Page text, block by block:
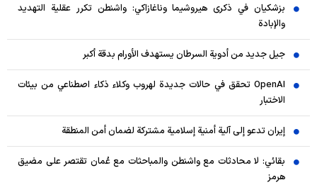
بزشكيان في ذكرى هيروشيما وناغازاكي: واشنطن تكرر عقلية التهديد
والإبادة
جيل جديد من أدوية السرطان يستهدف الأورام بدقة أكبر
OpenAI تحقق في حالات جديدة لهروب وكلاء ذكاء اصطناعي من بيئات
الاختبار
إيران تدعو إلى آلية أمنية إسلامية مشتركة لضمان أمن المنطقة
بقائي: لا محادثات مع واشنطن والمباحثات مع عُمان تقتصر على مضيق
هرمز